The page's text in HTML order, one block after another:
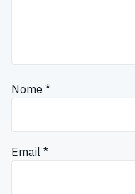
Nome *
Email *